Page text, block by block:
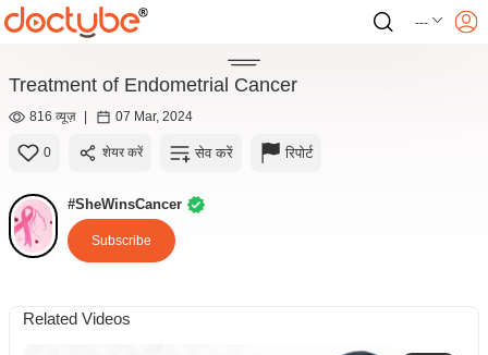
---
Treatment of Endometrial Cancer
816 व्यूज़ | 07 Mar, 2024
0 शेयर करें सेव करें रिपोर्ट
#SheWinsCancer
Subscribe
Related Videos